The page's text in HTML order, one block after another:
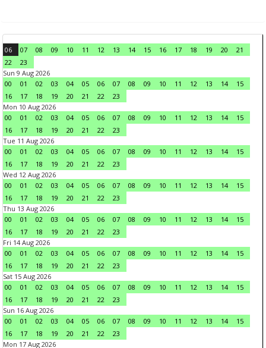
06 07 08 09 10 11 12 13 14 15 16 17 18 19 20
21
22
23
Sun 9 Aug 2026
00
01 02 03 04 05 06 07 08 09 10 11 12 13 14
15
16
17 18 19 20 21 22
23
Mon 10 Aug 2026
00
01 02 03 04 05 06 07 08 09 10 11 12 13 14
15
16
17 18 19 20 21 22
23
Tue 11 Aug 2026
00
01 02 03 04 05 06 07 08 09 10 11 12 13 14
15
16
17 18 19 20 21 22
23
Wed 12 Aug 2026
00
01 02 03 04 05 06 07 08 09 10 11 12 13 14
15
16
17 18 19 20 21 22
23
Thu 13 Aug 2026
00
01 02 03 04 05 06 07 08 09 10 11 12 13 14
15
16
17 18 19 20 21 22
23
Fri 14 Aug 2026
00
01 02 03 04 05 06 07 08 09 10 11 12 13 14
15
16
17 18 19 20 21 22
23
Sat 15 Aug 2026
00
01 02 03 04 05 06 07 08 09 10 11 12 13 14
15
16
17 18 19 20 21 22
23
Sun 16 Aug 2026
00
01 02 03 04 05 06 07 08 09 10 11 12 13 14
15
16
17 18 19 20 21 22
23
Mon 17 Aug 2026